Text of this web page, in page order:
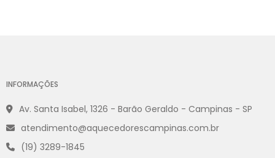
INFORMAÇÕES
Av. Santa Isabel, 1326 - Barão Geraldo - Campinas - SP
atendimento@aquecedorescampinas.com.br
(19) 3289-1845